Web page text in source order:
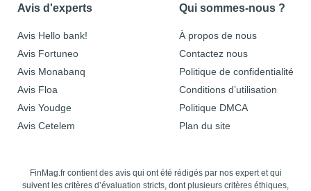
Avis d'experts
Avis Hello bank!
Avis Fortuneo
Avis Monabanq
Avis Floa
Avis Youdge
Avis Cetelem
Qui sommes-nous ?
À propos de nous
Contactez nous
Politique de confidentialité
Conditions d’utilisation
Politique DMCA
Plan du site
FinMag.fr contient des avis qui ont été rédigés par nos expert et qui
suivent les critères d’évaluation stricts, dont plusieurs critères éthiques,